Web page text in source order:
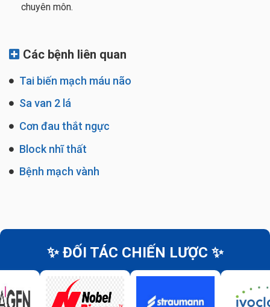
chuyên môn.
Các bệnh liên quan
Tai biến mạch máu não
Sa van 2 lá
Cơn đau thắt ngực
Block nhĩ thất
Bệnh mạch vành
✨ ĐỐI TÁC CHIẾN LƯỢC ✨